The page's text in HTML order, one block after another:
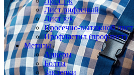
Лист рифленый
Лист х/к
Просечно-вытяжной
Профнастил (профлист)
Метизы
Анкеры
Болты
Заклепки